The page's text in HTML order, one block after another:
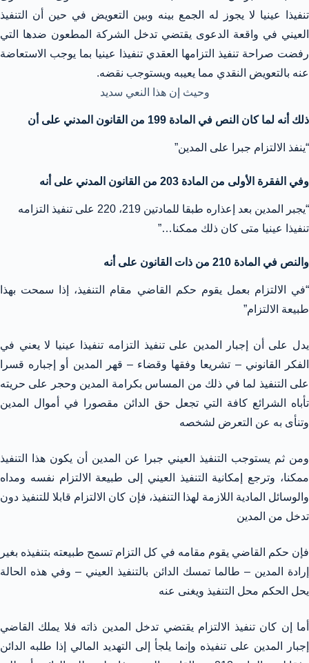
تنفيذا عينيا لا يجوز له الجمع بينه وبين التعويض في حين أن التنفيذ
العيني في واقعة الدعوى يقتضي تدخل الشركة المطعون ضدها التي
رفضت صراحة تنفيذ التزامها العقدي تنفيذا عينيا بما يوجب الاستعاضة
عنه بالتعويض النقدي مما يعيبه ويستوجب نقضه.
وحيث إن هذا النعي سديد
ذلك أنه لما كان النص في المادة 199 من القانون المدني على أن
“ينفذ الالتزام جبرا على المدين”
وفي الفقرة الأولى من المادة 203 من القانون المدني على أنه
“يجبر المدين بعد إعذاره طبقا للمادتين 219، 220 على تنفيذ التزامه
تنفيذا عينيا متى كان ذلك ممكنا…”
والنص في المادة 210 من ذات القانون على أنه
“في الالتزام بعمل يقوم حكم القاضي مقام التنفيذ، إذا سمحت بهذا
طبيعة الالتزام”
يدل على أن إجبار المدين على تنفيذ التزامه تنفيذا عينيا لا يعني في
الفكر القانوني – تشريعا وفقها وقضاء – قهر المدين أو إجباره قسرا
على التنفيذ لما في ذلك من المساس بكرامة المدين وحجر على حريته
تأباه الشرائع كافة التي تجعل حق الدائن مقصورا في أموال المدين
وتنأى به عن التعرض لشخصه
ومن ثم يستوجب التنفيذ العيني جبرا عن المدين أن يكون هذا التنفيذ
ممكنا، وترجع إمكانية التنفيذ العيني إلى طبيعة الالتزام نفسه ومداه
والوسائل المادية اللازمة لهذا التنفيذ، فإن كان الالتزام قابلا للتنفيذ دون
تدخل من المدين
فإن حكم القاضي يقوم مقامه في كل التزام تسمح طبيعته بتنفيذه بغير
إرادة المدين – طالما تمسك الدائن بالتنفيذ العيني – وفي هذه الحالة
يحل الحكم محل التنفيذ ويغنى عنه
أما إن كان تنفيذ الالتزام يقتضي تدخل المدين ذاته فلا يملك القاضي
إجبار المدين على تنفيذه وإنما يلجأ إلى التهديد المالي إذا طلبه الدائن